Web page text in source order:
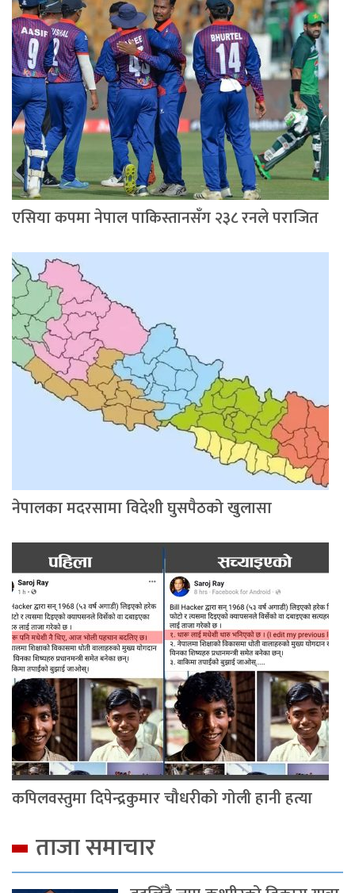
एसिया कपमा नेपाल पाकिस्तानसँग २३८ रनले पराजित
नेपालका मदरसामा विदेशी घुसपैठको खुलासा
कपिलवस्तुमा दिपेन्द्रकुमार चौधरीको गोली हानी हत्या
ताजा समाचार